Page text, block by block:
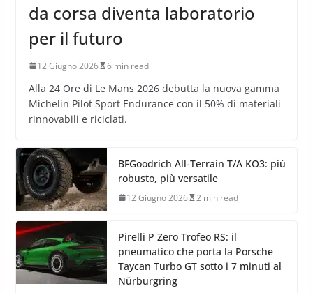
da corsa diventa laboratorio
per il futuro
12 Giugno 2026 6 min read
Alla 24 Ore di Le Mans 2026 debutta la nuova gamma
Michelin Pilot Sport Endurance con il 50% di materiali
rinnovabili e riciclati.
BFGoodrich All-Terrain T/A KO3: più
robusto, più versatile
12 Giugno 2026 2 min read
Pirelli P Zero Trofeo RS: il
pneumatico che porta la Porsche
Taycan Turbo GT sotto i 7 minuti al
Nürburgring